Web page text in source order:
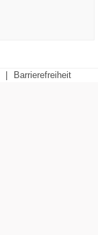
Barrierefreiheit